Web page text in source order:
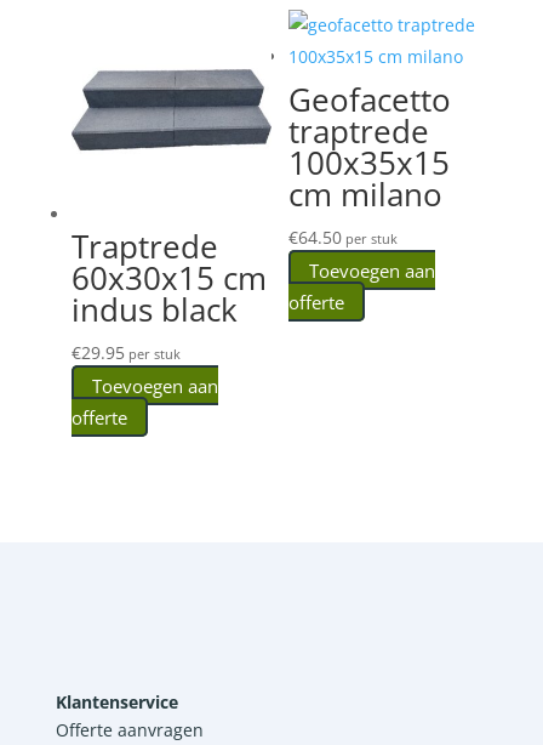
Traptrede
60x30x15 cm
indus black
€29.95per stuk
Toevoegen aan
offerte
Geofacetto
traptrede
100x35x15
cm milano
€64.50per stuk
Toevoegen aan
offerte
Klantenservice
Offerte aanvragen